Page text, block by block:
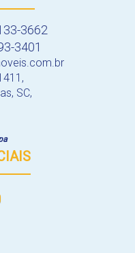
3662
3401
,
, SC,